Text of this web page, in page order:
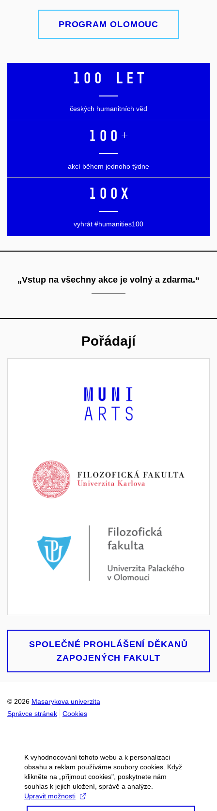
PROGRAM OLOMOUC
100 let
českých humanitních věd
100+
akcí během jednoho týdne
100x
vyhrát #humanities100
„Vstup na všechny akce je volný a zdarma.“
Pořádají
SPOLEČNÉ PROHLÁŠENÍ DĚKANŮ
ZAPOJENÝCH FAKULT
© 2026 Masarykova univerzita
Správce stránek
Cookies
K vyhodnocování tohoto webu a k personalizaci
obsahu a reklam používáme soubory cookies. Když
klikněte na „přijmout cookies", poskytnete nám
souhlas k jejich uložení, správě a analýze.
Upravit možnosti